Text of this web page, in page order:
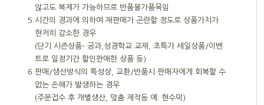
않고도 복제가 가능하므로 반품불가품목임
5. 시간의 경과에 의하여 재판매가 곤란할 정도로 상품가치가
현저히 감소한 경우
(단기 시즌상품- 공과,성경학교 교재, 초특가 세일상품/이벤
트로 일정기간 할인판매한 상품 등)
6. 판매/생산방식의 특성상, 교환/반품시 판매자에게 회복할 수
없는 손해가 발생하는 경우
(주문접수 후 개별생산, 맞춤 제작등 예: 현수막)